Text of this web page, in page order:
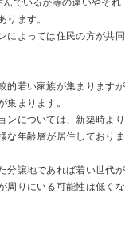
ます。
によっては住民の方が共同
的若い家族が集まりますが
まります。
ンについては、新築時より
な年齢層が居住しておりま
分譲地であれば若い世代が
周りにいる可能性は低くな